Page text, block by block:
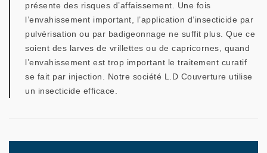
présente des risques d’affaissement. Une fois
l’envahissement important, l’application d’insecticide par
pulvérisation ou par badigeonnage ne suffit plus. Que ce
soient des larves de vrillettes ou de capricornes, quand
l’envahissement est trop important le traitement curatif
se fait par injection. Notre société L.D Couverture utilise
un insecticide efficace.